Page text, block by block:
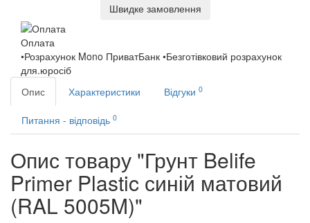
Швидке замовлення
Оплата
•Розрахунок Mono ПриватБанк •Безготівковий розрахунок
для.юросіб
Опис
Характеристики Відгуки 0
Питання - відповідь 0
Опис товару "Грунт Belife
Primer Plastic синій матовий
(RAL 5005M)"